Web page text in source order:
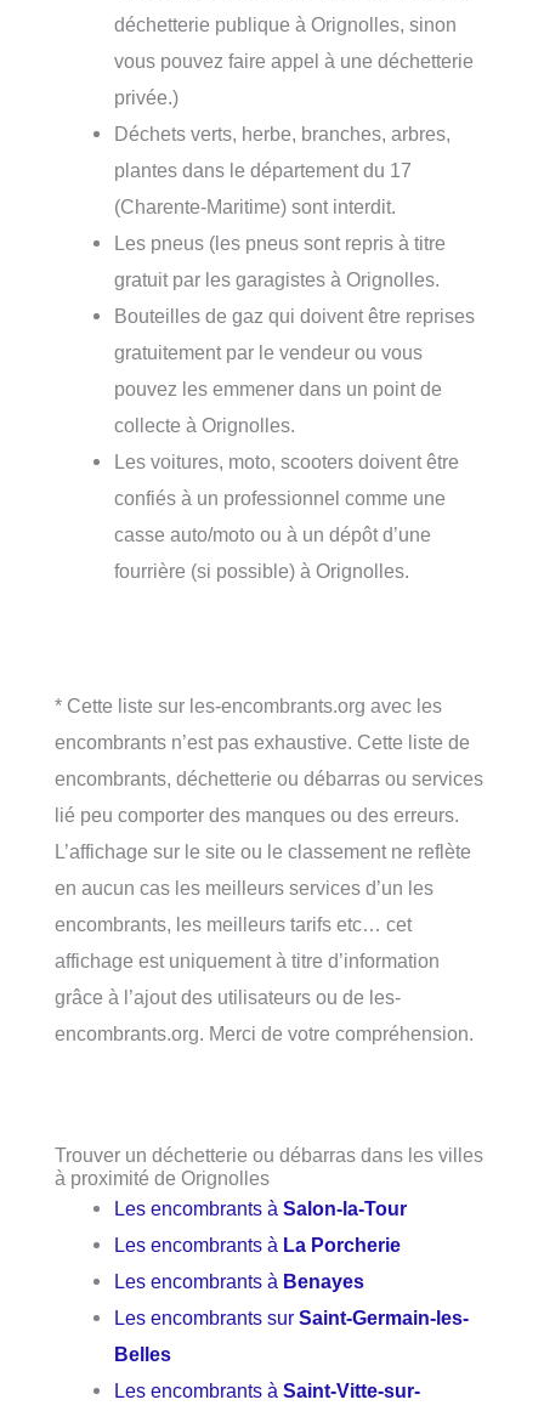
déchetterie publique à Orignolles, sinon
vous pouvez faire appel à une déchetterie
privée.)
Déchets verts, herbe, branches, arbres,
plantes dans le département du 17
(Charente-Maritime) sont interdit.
Les pneus (les pneus sont repris à titre
gratuit par les garagistes à Orignolles.
Bouteilles de gaz qui doivent être reprises
gratuitement par le vendeur ou vous
pouvez les emmener dans un point de
collecte à Orignolles.
Les voitures, moto, scooters doivent être
confiés à un professionnel comme une
casse auto/moto ou à un dépôt d’une
fourrière (si possible) à Orignolles.
* Cette liste sur les-encombrants.org avec les
encombrants n’est pas exhaustive. Cette liste de
encombrants, déchetterie ou débarras ou services
lié peu comporter des manques ou des erreurs.
L’affichage sur le site ou le classement ne reflète
en aucun cas les meilleurs services d’un les
encombrants, les meilleurs tarifs etc… cet
affichage est uniquement à titre d’information
grâce à l’ajout des utilisateurs ou de les-
encombrants.org. Merci de votre compréhension.
Trouver un déchetterie ou débarras dans les villes
à proximité de Orignolles
Les encombrants àSalon-la-Tour
Les encombrants à La Porcherie
Les encombrants à Benayes
Les encombrants surSaint-Germain-les-
Belles
Les encombrants àSaint-Vitte-sur-